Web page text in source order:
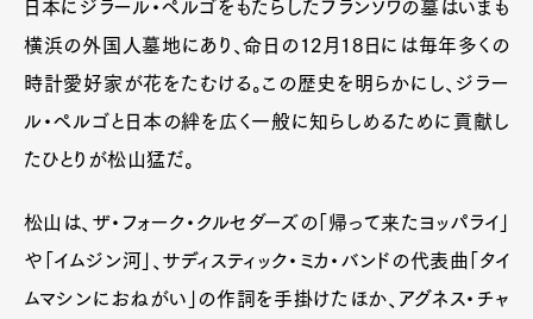
Official Columnist
About
Contact
Pen international Pen tw
日本にジラール・ペルゴをもたらしたフランソワの墓はいまも
横浜の外国人墓地にあり、命日の12月18日には毎年多くの
時計愛好家が花をたむける。この歴史を明らかにし、ジラー
ル・ペルゴと日本の絆を広く一般に知らしめるために貢献し
たひとりが松山猛だ。
松山は、ザ・フォーク・クルセダーズの「帰って来たヨッパライ」
や「イムジン河」、サディスティック・ミカ・バンドの代表曲「タイ
ムマシンにおねがい」の作詞を手掛けたほか、アグネス・チャ